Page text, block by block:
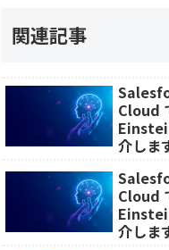
関連記事
Cloud
介しま
Cloud
介しま